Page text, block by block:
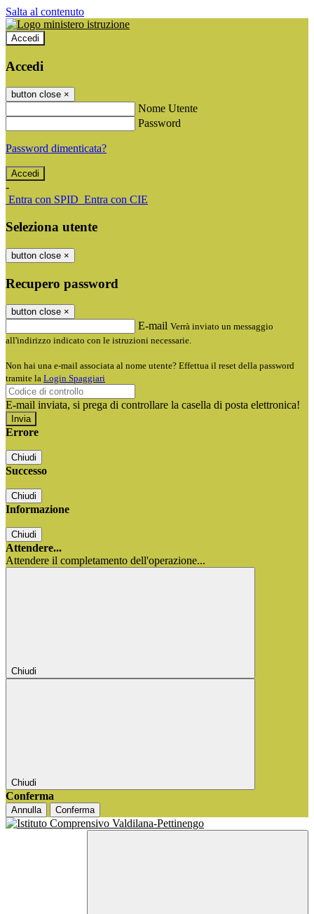
Salta al contenuto
Accedi
Accedi
button close ×
Nome Utente
Password
Password dimenticata?
-
Entra con SPID Entra con CIE
Seleziona utente
button close ×
Recupero password
button close ×
E-mail Verrà inviato un messaggio
all'indirizzo indicato con le istruzioni necessarie.
Non hai una e-mail associata al nome utente? Effettua il reset della password
tramite la Login Spaggiari
E-mail inviata, si prega di controllare la casella di posta elettronica!
Errore
Chiudi
Successo
Chiudi
Informazione
Chiudi
Attendere...
Attendere il completamento dell'operazione...
Chiudi
Chiudi
Conferma
Annulla Conferma